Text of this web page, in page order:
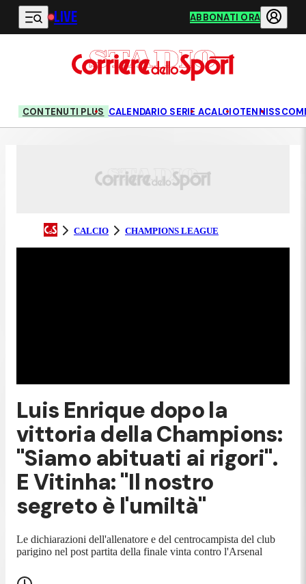
Vai al contenuto principale
LIVE ABBONATI ORA
CONTENUTI PLUS CALENDARIO SERIE ACALCIOTENNIS
CALCIO CHAMPIONS LEAGUE
Luis Enrique dopo la
vittoria della Champions:
"Siamo abituati ai rigori".
E Vitinha: "Il nostro
segreto è l'umiltà"
Le dichiarazioni dell'allenatore e del centrocampista del club
parigino nel post partita della finale vinta contro l'Arsenal